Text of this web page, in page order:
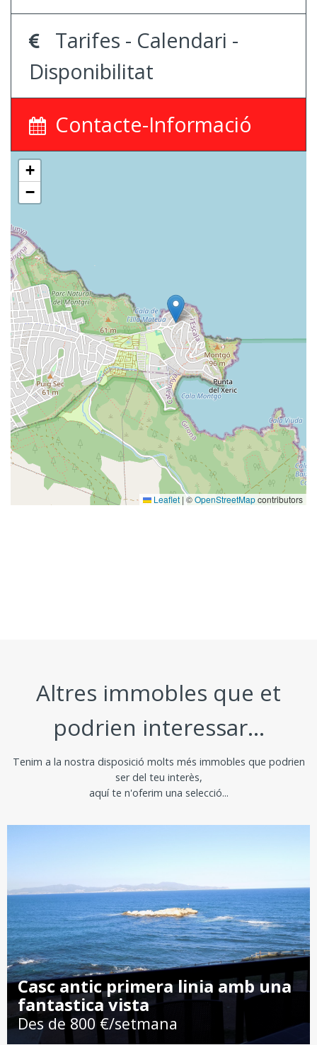
Tarifes - Calendari -
Disponibilitat
Contacte-Informació
+
−
Leaflet | ©OpenStreetMapcontributors
Altres immobles que et
podrien interessar...
Tenim a la nostra disposició molts més immobles que podrien
ser del teu interès,
aquí te n'oferim una selecció...
Casc antic primera linia amb una
fantastica vista
Des de 800 €/setmana